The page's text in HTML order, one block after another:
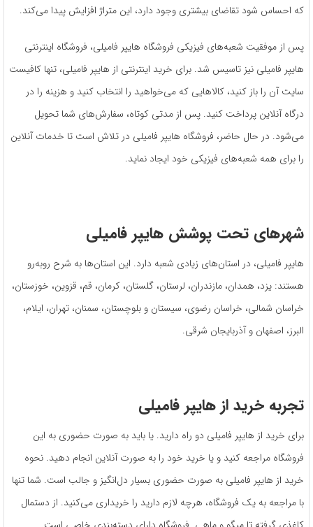
که احساس شود تقاضای بیشتری وجود دارد، این متراژ افزایش پیدا می‌کند.
پس از موفقیت شعبه‌های فیزیکی فروشگاه هایپر فامیلی، فروشگاه اینترنتی
هایپر فامیلی نیز تاسیس شد. برای خرید اینترنتی از هایپر فامیلی، تنها کافیست
سایت آن را باز کنید، کالاهایی که می‌خواهید را انتخاب کنید و هزینه را در
درگاه آنلاین پرداخت کنید. پس از مدتی کوتاه، سفارش‌های شما تحویل
می‌شود. در حال حاضر، فروشگاه هایپر فامیلی در تلاش است تا خدمات آنلاین
را برای همه شعبه‌های فیزیکی خود ایجاد نماید.
شهرهای تحت پوشش هایپر فامیلی
هایپر فامیلی، در استان‌های زیادی شعبه دارد. این استان‌ها به شرح روبه‌رو
هستند: یزد، همدان، مازندران، لرستان، گلستان، کرمان، قم، قزوین، خوزستان،
خراسان شمالی، خراسان رضوی، سیستان و بلوچستان، سمنان، تهران، ایلام،
البرز، اصفهان و آذربایجان شرقی.
تجربه خرید از هایپر فامیلی
برای خرید از هایپر فامیلی دو راه دارید. یا باید به صورت حضوری به این
فروشگاه مراجعه کنید و یا خرید خود را به صورت آنلاین انجام دهید. نحوه
خرید از هایپر فامیلی به صورت حضوری بسیار دل‌انگیز و جالب است. شما تنها
با مراجعه به یک فروشگاه، هرچه لازم دارید را خریداری می‌کنید. از دستمال